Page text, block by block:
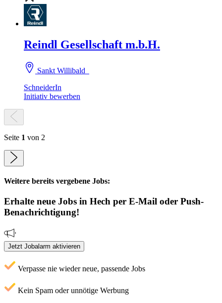
Reindl Gesellschaft m.b.H.
Sankt Willibald
SchneiderIn
Initiativ bewerben
Seite 1 von 2
Weitere bereits vergebene Jobs:
Erhalte neue Jobs in Hech per E-Mail oder Push-
Benachrichtigung!
Jetzt Jobalarm aktivieren
Verpasse nie wieder neue, passende Jobs
Kein Spam oder unnötige Werbung